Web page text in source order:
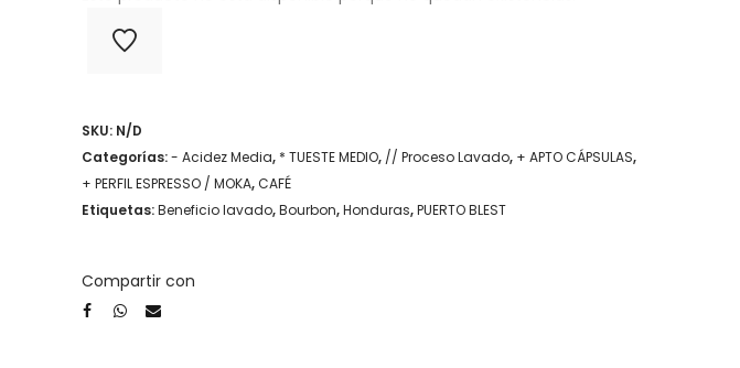
SKU: N/D
Categorías:- Acidez Media, * TUESTE MEDIO, // Proceso Lavado, + APTO CÁPSULAS,
+ PERFIL ESPRESSO / MOKA,CAFÉ
Etiquetas:Beneficio lavado,Bourbon,Honduras,PUERTO BLEST
Compartir con